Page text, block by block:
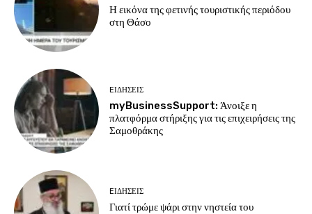
Η εικόνα της φετινής τουριστικής περιόδου
στη Θάσο
EΙΔΗΣΕΙΣ
myBusinessSupport: Άνοιξε η
πλατφόρμα στήριξης για τις επιχειρήσεις της
Σαμοθράκης
EΙΔΗΣΕΙΣ
Γιατί τρώμε ψάρι στην νηστεία του